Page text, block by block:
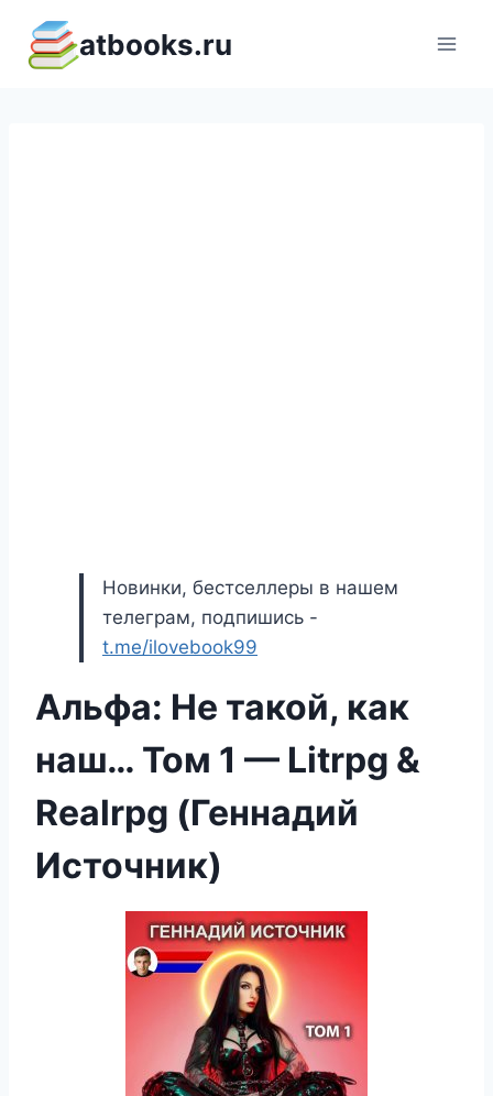
содержимому
atbooks.ru
Новинки, бестселлеры в нашем
телеграм, подпишись -
t.me/ilovebook99
Альфа: Не такой, как
наш… Том 1 — Litrpg &
Realrpg (Геннадий
Источник)